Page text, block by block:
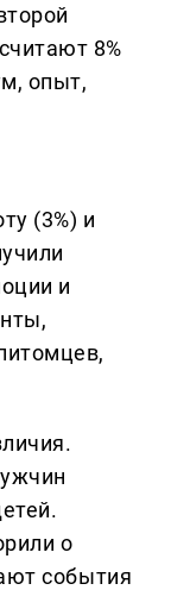
8%
опыт,
(3%) и
и
о
события